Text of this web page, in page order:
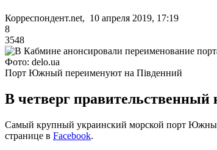
Корреспондент.net, 10 апреля 2019, 17:19
8
3548
Фото: delo.ua
Порт Южный переименуют на Південний
В четверг
Самый крупный украинский морской порт
странице в Facebook.